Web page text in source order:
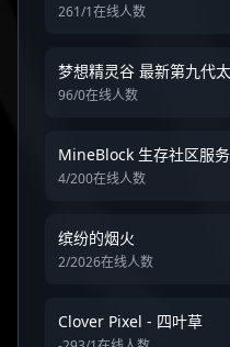
261/1在线人数
梦想精灵谷 最新第九代
96/0在线人数
MineBlock 生存社区服
4/200在线人数
缤纷的烟火
2/2026在线人数
Clover Pixel - 四叶草